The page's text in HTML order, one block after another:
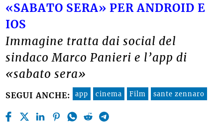
«SABATO SERA» PER ANDROID E
IOS
Immagine tratta dai social del
sindaco Marco Panieri e l’app di
«sabato sera»
SEGUI ANCHE: app cinema Film sante zennaro